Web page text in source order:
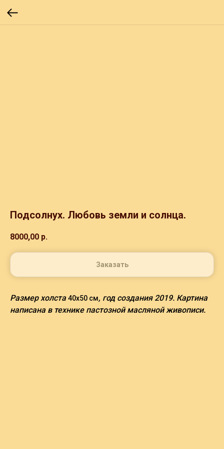
Подсолнух. Любовь земли и солнца.
8000,00 р.
Заказать
Размер холста 40х50 см, год создания 2019. Картина
написана в технике пастозной масляной живописи.